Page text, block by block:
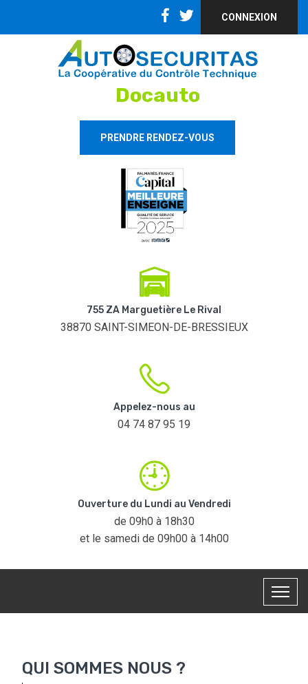
CONNEXION
Docauto
PRENDRE RENDEZ-VOUS
755 ZA Marguetière Le Rival
38870 SAINT-SIMEON-DE-BRESSIEUX
Appelez-nous au
04 74 87 95 19
Ouverture du Lundi au Vendredi
de 09h0 à 18h30
et le samedi de 09h00 à 14h00
QUI SOMMES NOUS ?